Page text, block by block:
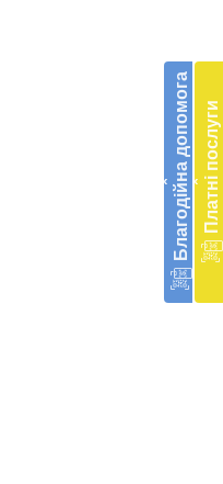
‹ Благодійна допомога ‹ Платні послуги